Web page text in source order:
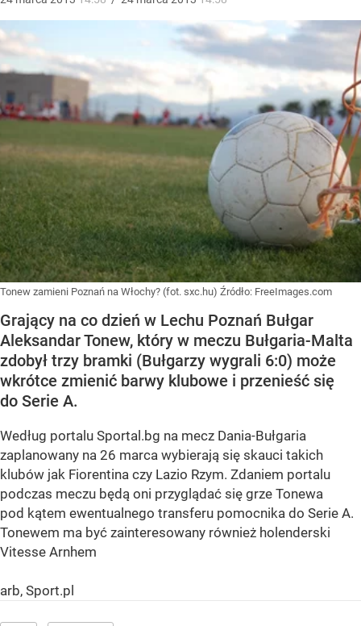
Tonew zamieni Poznań na Włochy? (fot. sxc.hu) Źródło: FreeImages.com
Grający na co dzień w Lechu Poznań Bułgar
Aleksandar Tonew, który w meczu Bułgaria-Malta
zdobył trzy bramki (Bułgarzy wygrali 6:0) może
wkrótce zmienić barwy klubowe i przenieść się
do Serie A.
Według portalu Sportal.bg na mecz Dania-Bułgaria
zaplanowany na 26 marca wybierają się skauci takich
klubów jak Fiorentina czy Lazio Rzym. Zdaniem portalu
podczas meczu będą oni przyglądać się grze Tonewa
pod kątem ewentualnego transferu pomocnika do Serie A.
Tonewem ma być zainteresowany również holenderski
Vitesse Arnhem
arb, Sport.pl